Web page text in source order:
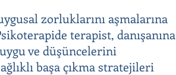
zorluklarını aşmalarına
terapist, danışanına
ve düşüncelerini
başa çıkma stratejileri